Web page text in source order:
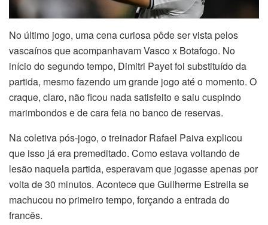
No último jogo, uma cena curiosa pôde ser vista pelos
vascaínos que acompanhavam Vasco x Botafogo. No
início do segundo tempo, Dimitri Payet foi substituído da
partida, mesmo fazendo um grande jogo até o momento. O
craque, claro, não ficou nada satisfeito e saiu cuspindo
marimbondos e de cara feia no banco de reservas.
Na coletiva pós-jogo, o treinador Rafael Paiva explicou
que isso já era premeditado. Como estava voltando de
lesão naquela partida, esperavam que jogasse apenas por
volta de 30 minutos. Acontece que Guilherme Estrella se
machucou no primeiro tempo, forçando a entrada do
francês.